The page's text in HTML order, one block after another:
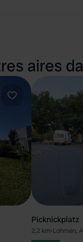
aires
Préféré
Picknickplatz
2,2 km•Lohmen,